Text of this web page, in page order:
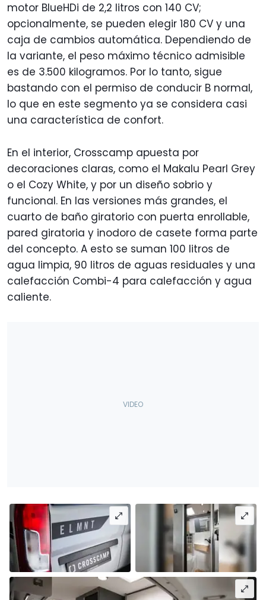
motor BlueHDi de 2,2 litros con 140 CV;
opcionalmente, se pueden elegir 180 CV y una
caja de cambios automática. Dependiendo de
la variante, el peso máximo técnico admisible
es de 3.500 kilogramos. Por lo tanto, sigue
bastando con el permiso de conducir B normal,
lo que en este segmento ya se considera casi
una característica de confort.
En el interior, Crosscamp apuesta por
decoraciones claras, como el Makalu Pearl Grey
o el Cozy White, y por un diseño sobrio y
funcional. En las versiones más grandes, el
cuarto de baño giratorio con puerta enrollable,
pared giratoria y inodoro de casete forma parte
del concepto. A esto se suman 100 litros de
agua limpia, 90 litros de aguas residuales y una
calefacción Combi-4 para calefacción y agua
caliente.